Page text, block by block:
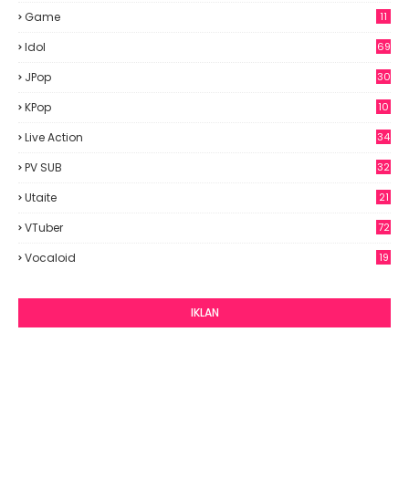
Game 11
Idol
69
JPop
30
KPop
10
Live Action 34
PV SUB 32
Utaite 21
VTuber 72
Vocaloid 19
IKLAN